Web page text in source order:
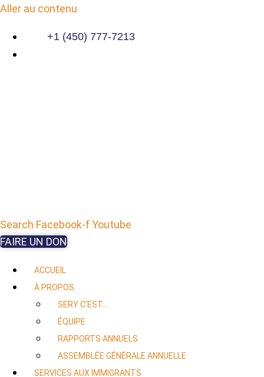
Aller au contenu
+1 (450) 777-7213
Search Facebook-fYoutube
FAIRE UN DON
ACCUEIL
À PROPOS
SERY C’EST…
ÉQUIPE
RAPPORTS ANNUELS
ASSEMBLÉE GÉNÉRALE ANNUELLE
SERVICES AUX IMMIGRANTS